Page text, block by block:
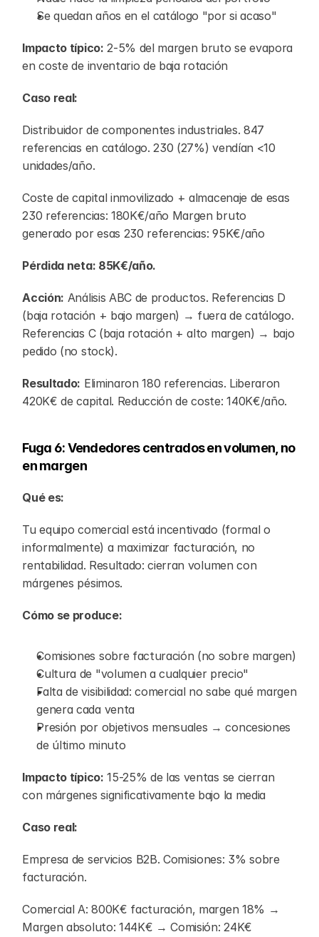
Se quedan años en el catálogo "por si acaso"
Impacto típico: 2-5% del margen bruto se evapora
en coste de inventario de baja rotación
Caso real:
Distribuidor de componentes industriales. 847
referencias en catálogo. 230 (27%) vendían <10
unidades/año.
Coste de capital inmovilizado + almacenaje de esas
230 referencias: 180K€/año Margen bruto
generado por esas 230 referencias: 95K€/año
Pérdida neta: 85K€/año.
Acción: Análisis ABC de productos. Referencias D
(baja rotación + bajo margen) → fuera de catálogo.
Referencias C (baja rotación + alto margen) → bajo
pedido (no stock).
Resultado: Eliminaron 180 referencias. Liberaron
420K€ de capital. Reducción de coste: 140K€/año.
Fuga 6: Vendedores centrados en volumen, no
en margen
Qué es:
Tu equipo comercial está incentivado (formal o
informalmente) a maximizar facturación, no
rentabilidad. Resultado: cierran volumen con
márgenes pésimos.
Cómo se produce:
Comisiones sobre facturación (no sobre margen)
Cultura de "volumen a cualquier precio"
Falta de visibilidad: comercial no sabe qué margen
genera cada venta
Presión por objetivos mensuales → concesiones
de último minuto
Impacto típico: 15-25% de las ventas se cierran
con márgenes significativamente bajo la media
Caso real:
Empresa de servicios B2B. Comisiones: 3% sobre
facturación.
Comercial A: 800K€ facturación, margen 18% →
Margen absoluto: 144K€ → Comisión: 24K€